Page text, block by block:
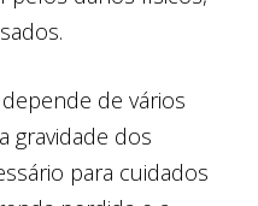
de vários
gravidade dos
para cuidados